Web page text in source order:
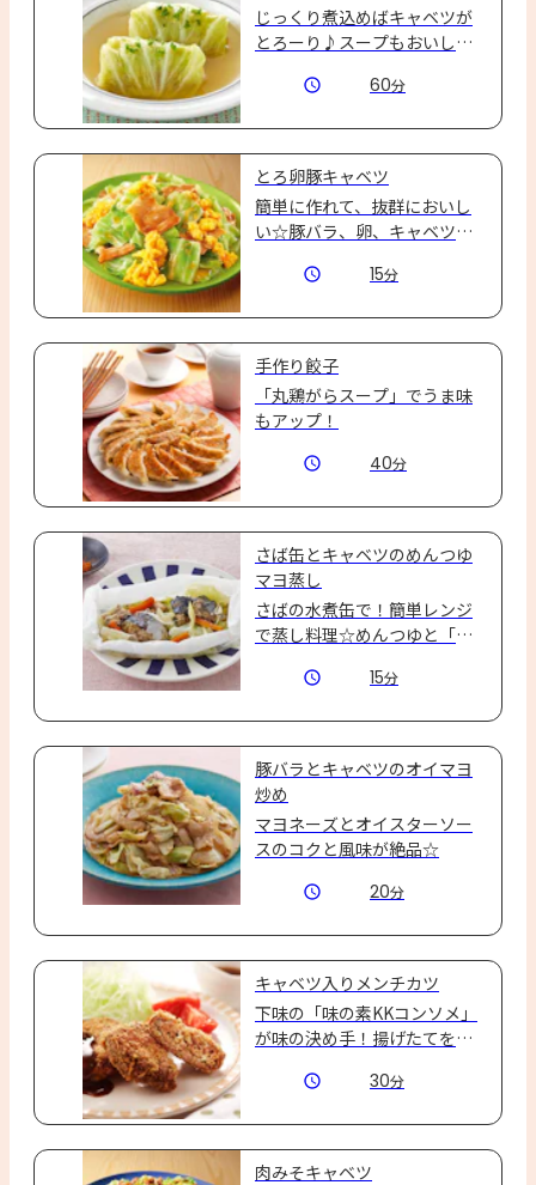
じっくり煮込めばキャベツが
とろーり♪スープもおいしく
60分
とろ卵豚キャベツ
簡単に作れて、抜群においし
い☆豚バラ、卵、キャベツと
クセントと海鮮だしのコクが
15分
手作り餃子
「丸鶏がらスープ」でうま味
もアップ！
40分
さば缶とキャベツのめんつゆ
マヨ蒸し
さばの水煮缶で！簡単レンジ
で蒸し料理☆めんつゆと「ピ
相性◎
15分
豚バラとキャベツのオイマヨ
炒め
マヨネーズとオイスターソー
スのコクと風味が絶品☆
20分
キャベツ入りメンチカツ
下味の「味の素KKコンソメ」
が味の決め手！揚げたてを是
30分
肉みそキャベツ